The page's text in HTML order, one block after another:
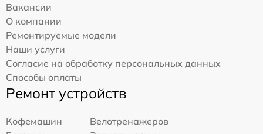
Вакансии
О компании
Ремонтируемые модели
Наши услуги
Согласие на обработку персональных данных
Способы оплаты
Ремонт устройств
Кофемашин
Велотренажеров